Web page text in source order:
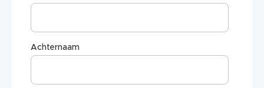
Achternaam